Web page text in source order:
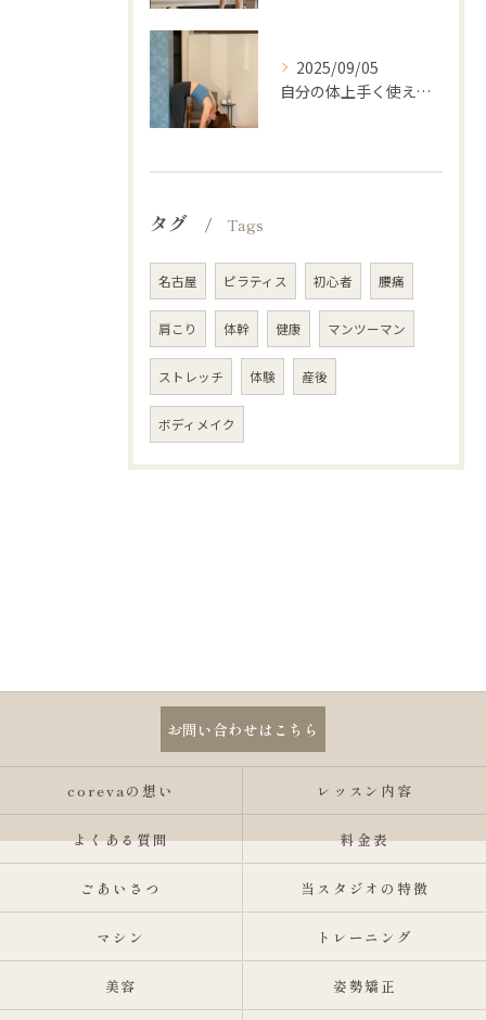
2025/09/05
自分の体上手く使えてますか🤔？
タグ Tags
名古屋 ピラティス 初心者 腰痛
肩こり 体幹 健康 マンツーマン
ストレッチ 体験 産後
ボディメイク
お問い合わせはこちら
corevaの想い レッスン内容
よくある質問 料金表
ごあいさつ 当スタジオの特徴
マシン トレーニング
美容 姿勢矯正